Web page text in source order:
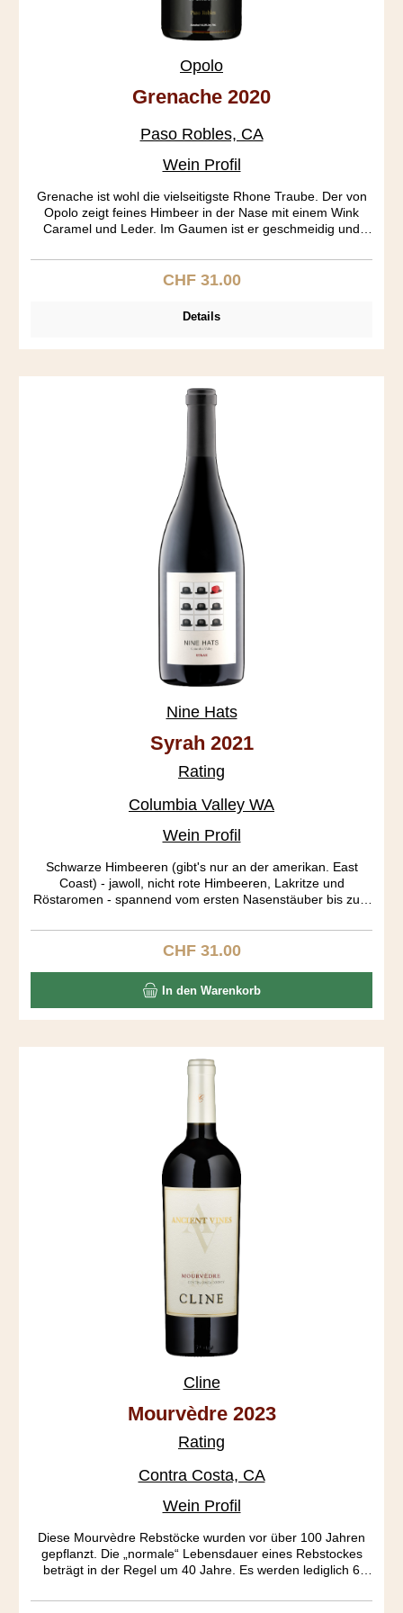
Opolo
Grenache 2020
Paso Robles, CA
Wein Profil
Grenache ist wohl die vielseitigste Rhone Traube. Der von
Opolo zeigt feines Himbeer in der Nase mit einem Wink
Caramel und Leder. Im Gaumen ist er geschmeidig und
Schuss Pfiffigkeit.
Regulärer Preis:
CHF 31.00
Details
Nine Hats
Syrah 2021
Rating
Columbia Valley WA
Wein Profil
Schwarze Himbeeren (gibt's nur an der amerikan. East
Coast) - jawoll, nicht rote Himbeeren, Lakritze und
Röstaromen - spannend vom ersten Nasenstäuber bis zum
stammen aus drei verschieden Rebbergen: Stone Tree and
Candy Mountain Vineyards aus der Red Mountain AVA
Yakima Valley die Frucht in diesen Ausnahme Blend.
Regulärer Preis:
CHF 31.00
In den Warenkorb
Cline
Mourvèdre 2023
Rating
Contra Costa, CA
Wein Profil
Diese Mourvèdre Rebstöcke wurden vor über 100 Jahren
gepflanzt. Die „normale“ Lebensdauer eines Rebstockes
beträgt in der Regel um 40 Jahre. Es werden lediglich 6
Ausnahmeweines ist die ausgeprägte Frucht und das tiefe